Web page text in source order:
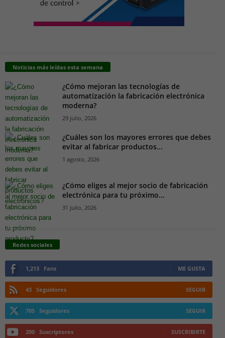
Noticias más leídas esta semana
¿Cómo mejoran las tecnologías de
automatización la fabricación electrónica
moderna?
29 julio, 2026
¿Cuáles son los mayores errores que debes
evitar al fabricar productos...
1 agosto, 2026
¿Cómo eliges al mejor socio de fabricación
electrónica para tu próximo...
31 julio, 2026
Redes sociales
1,213 Fans ME GUSTA
43 Seguidores SEGUIR
705 Seguidores SEGUIR
200 Suscriptores SUSCRIBIRTE